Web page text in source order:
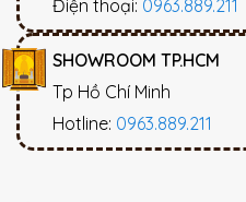
Điện thoại: 0963.889.211
SHOWROOM TP.HCM
Tp Hồ Chí Minh
Hotline: 0963.889.211